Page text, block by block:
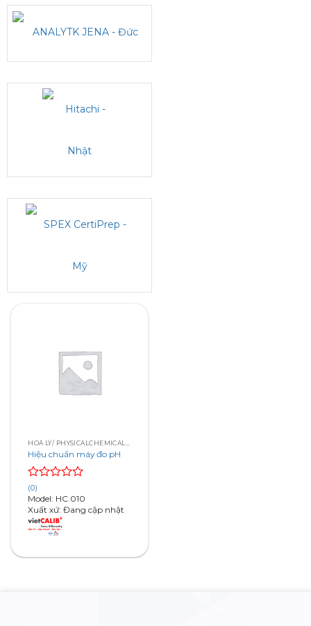
HOÁ LÝ/ PHYSICALCHEMICAL PARAMETER
Hiệu chuẩn máy đo pH
Rated
0
out
of
5
(0)
Model: HC.010
Xuất xứ: Đang cập nhật